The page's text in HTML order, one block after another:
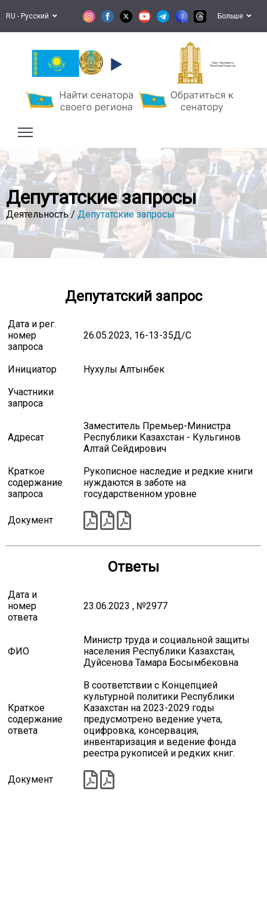
RU - Русский Больше
Сенат Парламента
Республики Казахстан
Депутатские запросы
Деятельность / Депутатские запросы
Депутатский запрос
Дата и рег.
номер
запроса
26.05.2023, 16-13-35Д/С
Инициатор
Нухулы Алтынбек
Участники
запроса
Адресат
Заместитель Премьер-Министра
Республики Казахстан - Кульгинов
Алтай Сейдирович
Краткое
содержание
запроса
Рукописное наследие и редкие книги
нуждаются в заботе на
государственном уровне
Документ
Ответы
Дата и
номер
ответа
23.06.2023 , №2977
ФИО
Министр труда и социальной защиты
населения Республики Казахстан,
Дуйсенова Тамара Босымбековна
Краткое
содержание
ответа
В соответствии с Концепцией
культурной политики Республики
Казахстан на 2023-2029 годы
предусмотрено ведение учета,
оцифровка, консервация,
инвентаризация и ведение фонда
реестра рукописей и редких книг.
Документ